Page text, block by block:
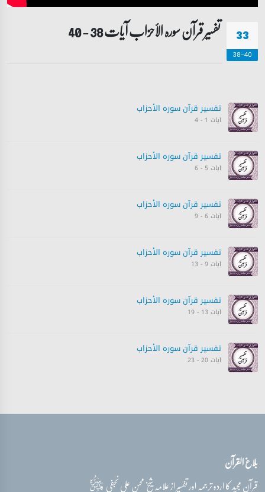
33
38-40
تفسیر قرآن سورہ ‎الأحزاب‎ آیات 38 - 40
تفسیر قرآن سورہ ‎الأحزاب‎
آیات 1 - 4
تفسیر قرآن سورہ ‎الأحزاب‎
آیات 5 - 6
تفسیر قرآن سورہ ‎الأحزاب‎
آیات 6 - 9
تفسیر قرآن سورہ ‎الأحزاب‎
آیات 9 - 13
تفسیر قرآن سورہ ‎الأحزاب‎
آیات 13 - 19
تفسیر قرآن سورہ ‎الأحزاب‎
آیات 20 - 23
بلاغ القرآن
قرآن مجید کا اردو ترجمہ اور تفسیر از علامہ شیخ محسن علی نجفیقدس‌سره